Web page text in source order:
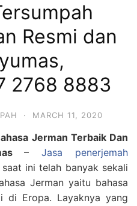
Resmi dan
2768 8883
· MARCH 11, 2020
Jerman Terbaik Dan
–Jasa penerjemah
ini telah banyak sekali
Jerman yaitu bahasa
di Eropa. Layaknya yang